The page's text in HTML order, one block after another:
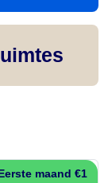
Eerste maand €1